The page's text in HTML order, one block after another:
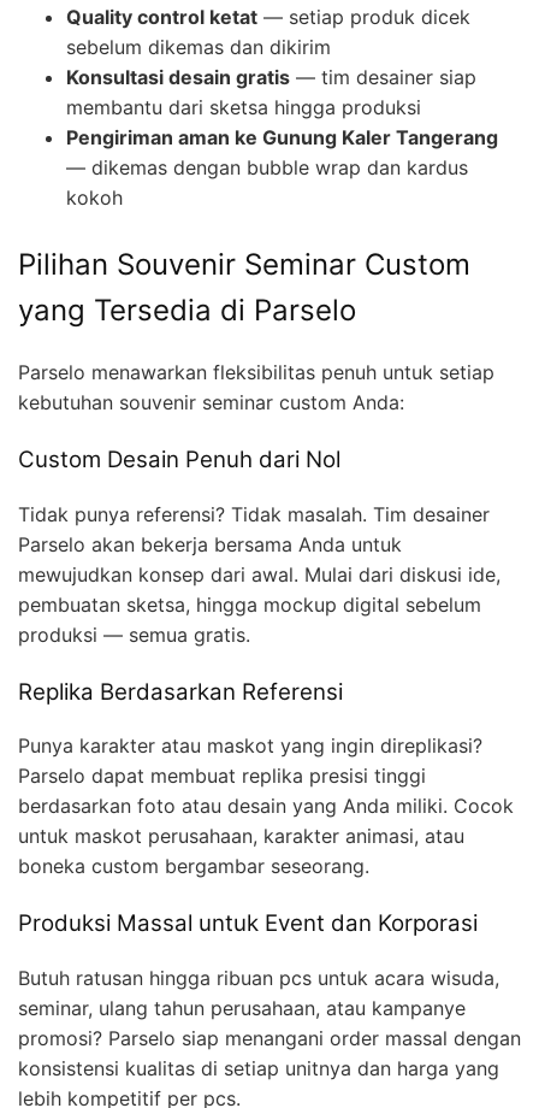
Quality control ketat — setiap produk dicek
sebelum dikemas dan dikirim
Konsultasi desain gratis — tim desainer siap
membantu dari sketsa hingga produksi
Pengiriman aman ke Gunung Kaler Tangerang
— dikemas dengan bubble wrap dan kardus
kokoh
Pilihan Souvenir Seminar Custom
yang Tersedia di Parselo
Parselo menawarkan fleksibilitas penuh untuk setiap
kebutuhan souvenir seminar custom Anda:
Custom Desain Penuh dari Nol
Tidak punya referensi? Tidak masalah. Tim desainer
Parselo akan bekerja bersama Anda untuk
mewujudkan konsep dari awal. Mulai dari diskusi ide,
pembuatan sketsa, hingga mockup digital sebelum
produksi — semua gratis.
Replika Berdasarkan Referensi
Punya karakter atau maskot yang ingin direplikasi?
Parselo dapat membuat replika presisi tinggi
berdasarkan foto atau desain yang Anda miliki. Cocok
untuk maskot perusahaan, karakter animasi, atau
boneka custom bergambar seseorang.
Produksi Massal untuk Event dan Korporasi
Butuh ratusan hingga ribuan pcs untuk acara wisuda,
seminar, ulang tahun perusahaan, atau kampanye
promosi? Parselo siap menangani order massal dengan
konsistensi kualitas di setiap unitnya dan harga yang
lebih kompetitif per pcs.